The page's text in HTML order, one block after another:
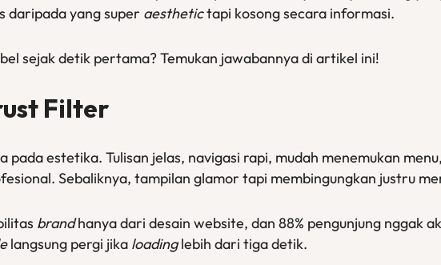
daripada yang super aesthetictapi kosong secara informasi.
sejak detik pertama? Temukan jawabannya di artikel ini!
Filter
estetika. Tulisan jelas, navigasi rapi, mudah menemukan
Sebaliknya, tampilan glamor tapi membingungkan justru
brandhanya dari desain website, dan 88% pengunjung nggak
langsung pergi jika loadinglebih dari tiga detik.